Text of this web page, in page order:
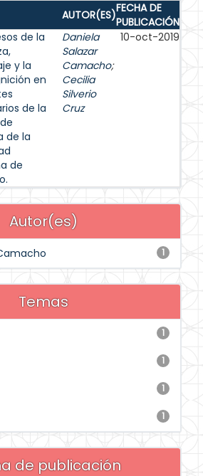
AUTOR(ES)FECHA DE
PUBLICACIÓN
de la
y la
en
de la
de la
de
Daniela
Salazar
Camacho;
Cecilia
Silverio
Cruz
10-oct-2019
Autor(es)
1
Temas
1
1
1
1
de publicación